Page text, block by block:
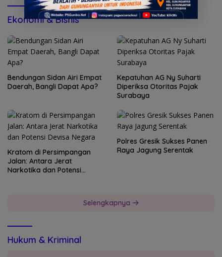
Ekonomi & Bisnis
Bendungan Sidan Airi Empat
Daerah, Bangli Dapat Apa?
Kepatuhan AG Ny Suharti
Diperiksa Otoritas Pajak
Surabaya
Kratom di Persimpangan
Jalan: Antara Jerat
Narkotika dan Potensi
Polres Gresik Sukses Panen
Raya Jagung Serentak
Selengkapnya
Hukum & Kriminal